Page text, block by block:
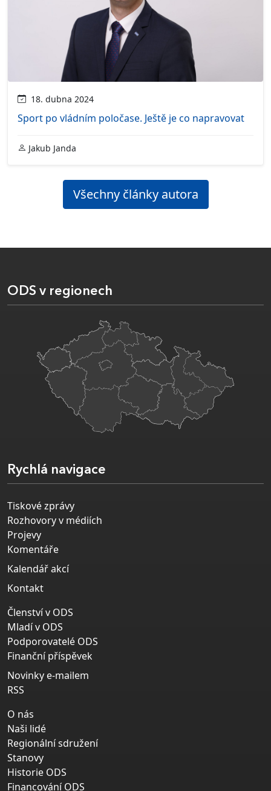
18. dubna 2024
Sport po vládním poločase. Ještě je co napravovat
Jakub Janda
Všechny články autora
ODS v regionech
Rychlá navigace
Tiskové zprávy
Rozhovory v médiích
Projevy
Komentáře
Kalendář akcí
Kontakt
Členství v ODS
Mladí v ODS
Podporovatelé ODS
Finanční příspěvek
Novinky e-mailem
RSS
O nás
Naši lidé
Regionální sdružení
Stanovy
Historie ODS
Financování ODS